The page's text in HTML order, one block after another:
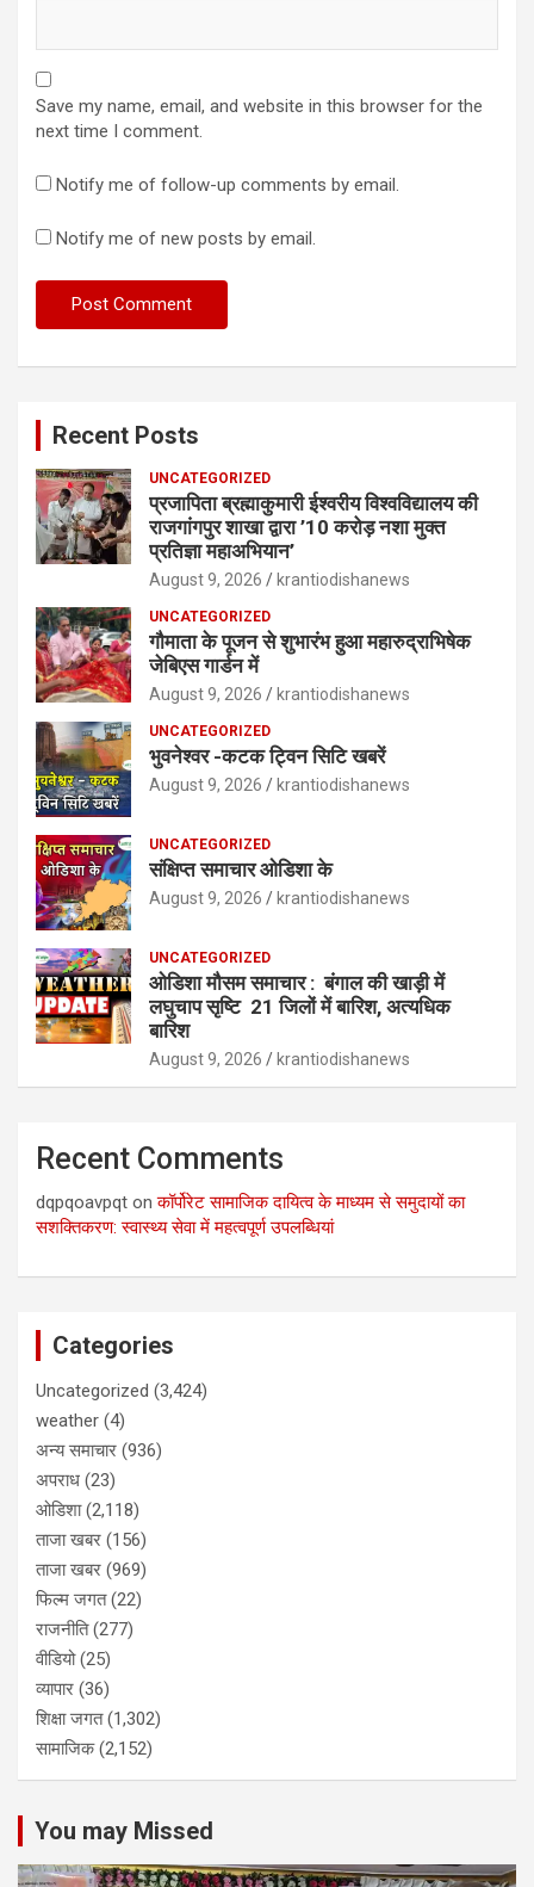
Save my name, email, and website in this browser for the
next time I comment.
Notify me of follow-up comments by email.
Notify me of new posts by email.
Recent Posts
UNCATEGORIZED
प्रजापिता ब्रह्माकुमारी ईश्वरीय विश्वविद्यालय की
राजगांगपुर शाखा द्वारा ’10 करोड़ नशा मुक्त
प्रतिज्ञा महाअभियान’
August 9, 2026 krantiodishanews
UNCATEGORIZED
गौमाता के पूजन से शुभारंभ हुआ महारुद्राभिषेक
जेबिएस गार्डन में
August 9, 2026 krantiodishanews
UNCATEGORIZED
भुवनेश्वर -कटक ट्विन सिटि खबरें
August 9, 2026 krantiodishanews
UNCATEGORIZED
संक्षिप्त समाचार ओडिशा के
August 9, 2026 krantiodishanews
UNCATEGORIZED
ओडिशा मौसम समाचार : बंगाल की खाड़ी में
लघुचाप सृष्टि 21 जिलों में बारिश, अत्यधिक
बारिश
August 9, 2026 krantiodishanews
Recent Comments
dqpqoavpqt onकॉर्पोरेट सामाजिक दायित्व के माध्यम से समुदायों का
सशक्तिकरण: स्वास्थ्य सेवा में महत्वपूर्ण उपलब्धियां
Categories
Uncategorized (3,424)
weather (4)
अन्य समाचार (936)
अपराध (23)
ओडिशा(2,118)
ताजा खबर (156)
ताजा खबर (969)
फिल्म जगत(22)
राजनीति(277)
वीडियो(25)
व्यापार (36)
शिक्षा जगत(1,302)
सामाजिक(2,152)
You may Missed